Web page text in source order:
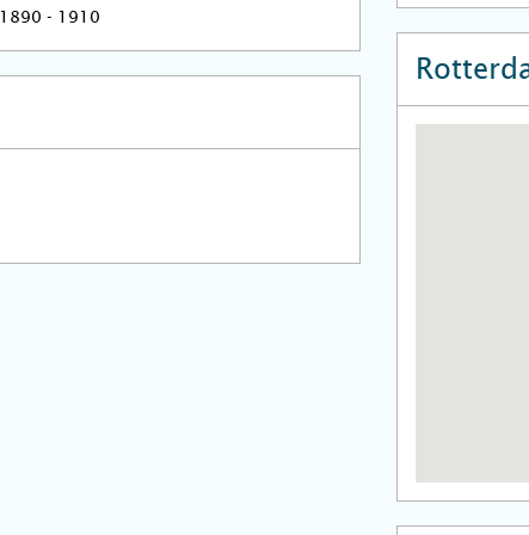
1890 - 1910